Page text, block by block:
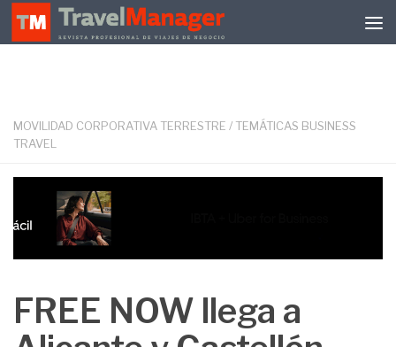
Debajo del contenido
MOVILIDAD CORPORATIVA TERRESTRE / TEMÁTICAS BUSINESS
TRAVEL
FREE NOW llega a